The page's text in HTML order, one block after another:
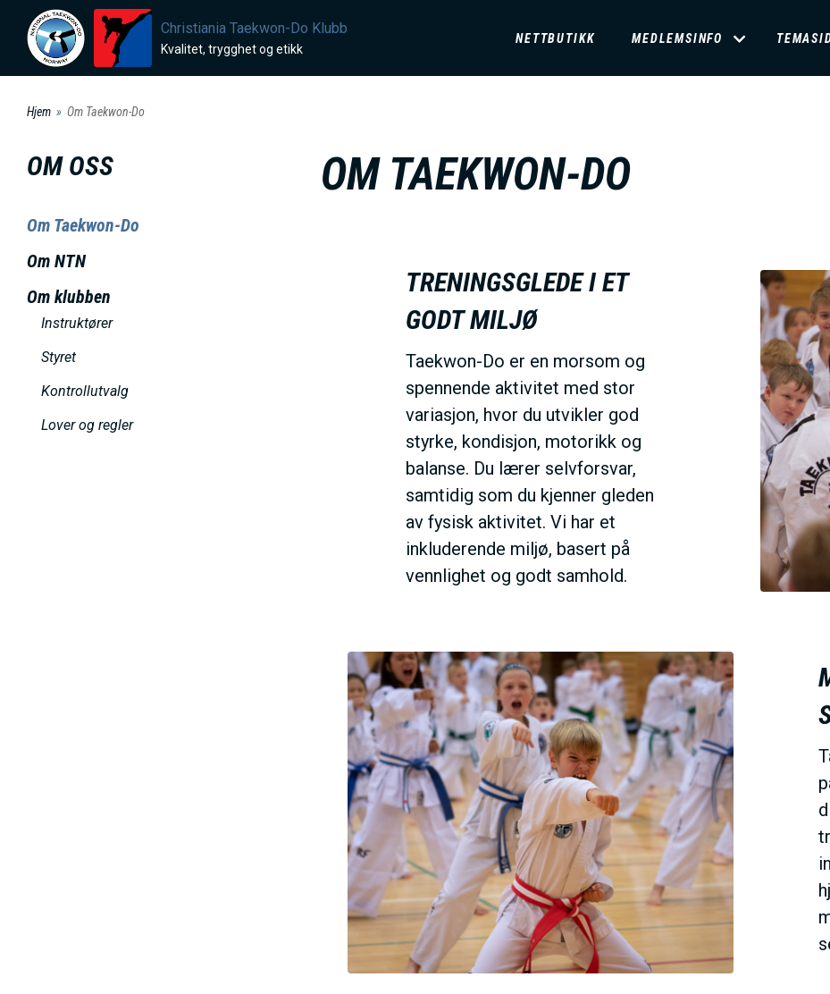
Christiania Taekwon-Do Klubb
Kvalitet, trygghet og etikk
D
M
A
N
M
E
N
U
S
C
T
I
V
E
D
NETTBUTIKK MEDLEMSINFO
Hjem Om Taekwon-Do
OM OSS
Om Taekwon-Do
Om NTN
Om klubben
Instruktører
Styret
Kontrollutvalg
Lover og regler
OM TAEKWON-DO
TRENINGSGLEDE I ET
GODT MILJØ
Taekwon-Do er en morsom og
spennende aktivitet med stor
variasjon, hvor du utvikler god
styrke, kondisjon, motorikk og
balanse. Du lærer selvforsvar,
samtidig som du kjenner gleden
av fysisk aktivitet. Vi har et
inkluderende miljø, basert på
vennlighet og godt samhold.